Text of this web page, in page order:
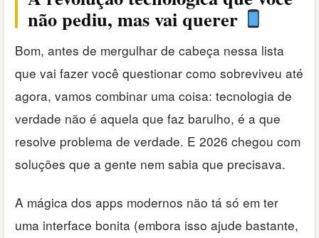
não pediu, mas vai querer
Bom, antes de mergulhar de cabeça nessa lista
que vai fazer você questionar como sobreviveu até
agora, vamos combinar uma coisa: tecnologia de
verdade não é aquela que faz barulho, é a que
resolve problema de verdade. E 2026 chegou com
soluções que a gente nem sabia que precisava.
A mágica dos apps modernos não tá só em ter
uma interface bonita (embora isso ajude bastante,